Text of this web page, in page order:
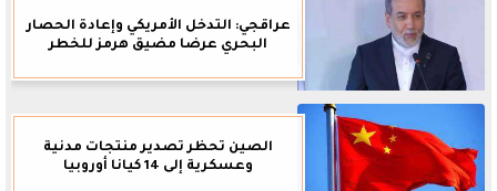
عراقجي: التدخل الأمريكي وإعادة الحصار
البحري عرضا مضيق هرمز للخطر
الصين تحظر تصدير منتجات مدنية
وعسكرية إلى 14 كيانا أوروبيا